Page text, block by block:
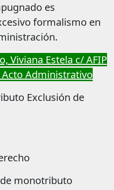
es
formalismo en
Viviana Estela c/ AFIP
Administrativo
Exclusión de
monotributo